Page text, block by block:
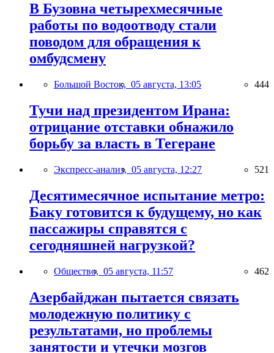
В Бузовна четырехмесячные
работы по водоотводу стали
поводом для обращения к
омбудсмену
Большой Восток, 05 августа, 13:05 444
Тучи над президентом Ирана:
отрицание отставки обнажило
борьбу за власть в Тегеране
Экспресс-анализ, 05 августа, 12:27 521
Десятимесячное испытание метро:
Баку готовится к будущему, но как
пассажиры справятся с
сегодняшней нагрузкой?
Общество, 05 августа, 11:57 462
Азербайджан пытается связать
молодежную политику с
результатами, но проблемы
занятости и утечки мозгов